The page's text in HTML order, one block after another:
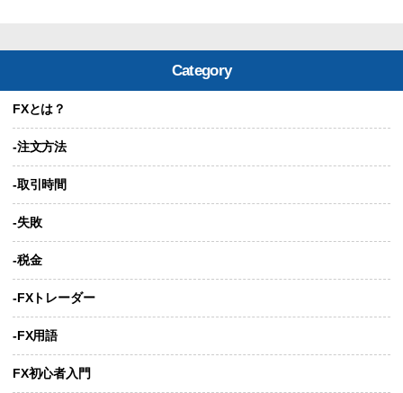
Category
FXとは？
-注文方法
-取引時間
-失敗
-税金
-FXトレーダー
-FX用語
FX初心者入門